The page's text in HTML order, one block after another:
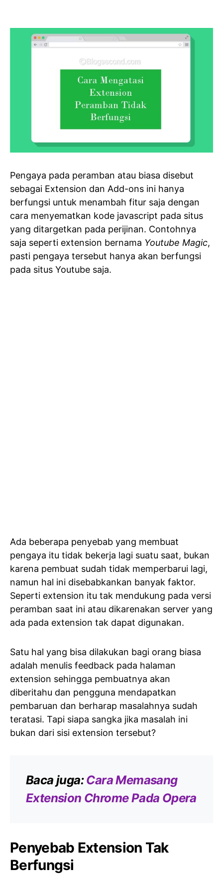
Pengaya pada peramban atau biasa disebut
sebagai Extension dan Add-ons ini hanya
berfungsi untuk menambah fitur saja dengan
cara menyematkan kode javascript pada situs
yang ditargetkan pada perijinan. Contohnya
saja seperti extension bernama Youtube Magic,
pasti pengaya tersebut hanya akan berfungsi
pada situs Youtube saja.
Ada beberapa penyebab yang membuat
pengaya itu tidak bekerja lagi suatu saat, bukan
karena pembuat sudah tidak memperbarui lagi,
namun hal ini disebabkankan banyak faktor.
Seperti extension itu tak mendukung pada versi
peramban saat ini atau dikarenakan server yang
ada pada extension tak dapat digunakan.
Satu hal yang bisa dilakukan bagi orang biasa
adalah menulis feedback pada halaman
extension sehingga pembuatnya akan
diberitahu dan pengguna mendapatkan
pembaruan dan berharap masalahnya sudah
teratasi. Tapi siapa sangka jika masalah ini
bukan dari sisi extension tersebut?
Baca juga:Cara Memasang
Extension Chrome Pada Opera
Penyebab Extension Tak
Berfungsi